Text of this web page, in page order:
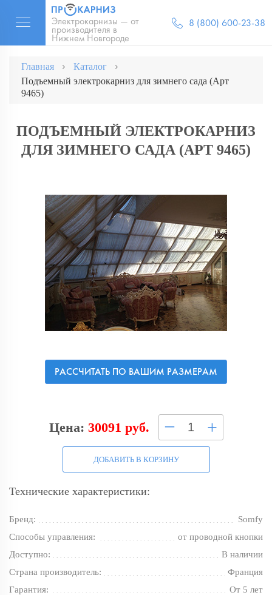
Электрокарнизы — от
производителя в
Нижнем Новгороде
8 (800) 600-23-38
Главная
Каталог
Подъемный электрокарниз для зимнего сада (Арт
9465)
ПОДЪЕМНЫЙ ЭЛЕКТРОКАРНИЗ
ДЛЯ ЗИМНЕГО САДА (АРТ 9465)
РАССЧИТАТЬ ПО ВАШИМ РАЗМЕРАМ
Цена: 30091 руб. – +
ДОБАВИТЬ В КОРЗИНУ
Технические характеристики:
Бренд:
Somfy
Способы управления:
от проводной кнопки
Доступно:
В наличии
Страна производитель:
Франция
Гарантия:
От 5 лет